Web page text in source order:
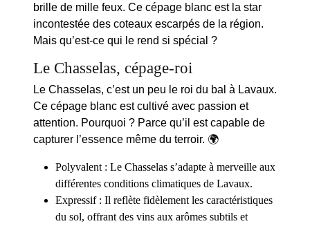
brille de mille feux. Ce cépage blanc est la star
incontestée des coteaux escarpés de la région.
Mais qu’est-ce qui le rend si spécial ?
Le Chasselas, cépage-roi
Le Chasselas, c’est un peu le roi du bal à Lavaux.
Ce cépage blanc est cultivé avec passion et
attention. Pourquoi ? Parce qu’il est capable de
capturer l’essence même du terroir. 🌍
Polyvalent : Le Chasselas s’adapte à merveille aux
différentes conditions climatiques de Lavaux.
Expressif: Il reflète fidèlement les caractéristiques
du sol, offrant des vins aux arômes subtils et